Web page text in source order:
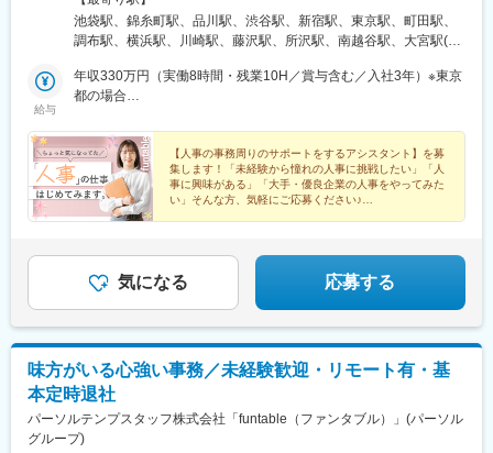
城県（つくば市内）・栃木県（宇都宮市内）＜東海＞岐阜県・静
岡県・愛知県・三重県＜関西＞大阪府・京都府・兵庫県・滋賀県
中央区）☆駅近のオフィスがほとんどなので、通勤も便利です☆
お住まいの地域や希望を考慮します☆配属先によって、在宅勤務
し／当社規定に基づく）☆受動喫煙対策：原則あり（勤務先に従
う）
池袋駅、錦糸町駅、品川駅、渋谷駅、新宿駅、東京駅、町田駅、
調布駅、横浜駅、川崎駅、藤沢駅、所沢駅、南越谷駅、大宮駅(埼
駅、宇都宮駅、岐阜駅、沼津駅、浜松駅、静岡駅、刈谷駅、小牧
駅、知多半田駅、豊橋駅、豊田市駅、栄駅(愛知県)、近鉄四日市
駅(阪神)、姫路駅、草津駅(滋賀県)、札幌駅、祇園駅(福岡県)、天
神南駅、北品川駅、南新宿駅、大手町駅(東京都)、布田駅、新高島
駅、京急川崎駅、石上駅、新越谷駅、京成成田駅、京成西船駅、
京成千葉駅、名鉄岐阜駅、第一通り駅、新静岡駅、半田駅、駅前
駅、新豊田駅、栄町駅(愛知県)、あすなろう四日市駅、四条駅(京
駅、櫛田神社前駅、天神駅、高輪ゲートウェイ駅、代々木駅、二
重橋前駅、神奈川駅、栄町駅(千葉県)、新浜松駅、新豊橋駅、矢場
給与
年収330万円（実働8時間・残業10H／賞与含む／入社3年）※東京
都の場合
府の場合
【人事の事務周りのサポートをするアシスタント】を募
集します！「未経験から憧れの人事に挑戦したい」「人
事に興味がある」「大手・優良企業の人事をやってみた
い」そんな方、気軽にご応募ください♪
気になる 応募する
味方がいる心強い事務／未経験歓迎・リモート有・基
本定時退社
パーソルテンプスタッフ株式会社「funtable（ファンタブル）」(パーソル
グループ)